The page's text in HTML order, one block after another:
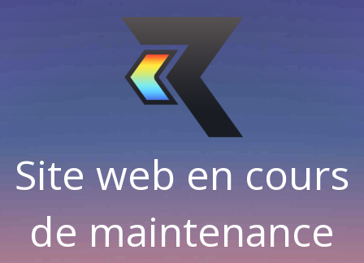
Site web en cours
de maintenance